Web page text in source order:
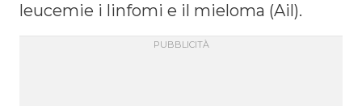
leucemie i linfomi e il mieloma (Ail).